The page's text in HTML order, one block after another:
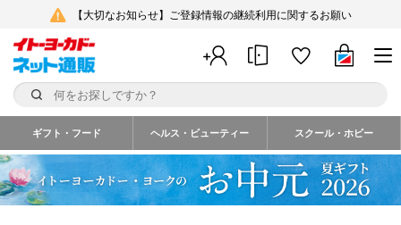
【大切なお知らせ】ご登録情報の継続利用に関するお願い
ギフト・フード ヘルス・ビューティー スクール・ホビー